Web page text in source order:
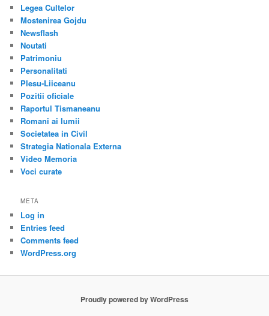
Legea Cultelor
Mostenirea Gojdu
Newsflash
Noutati
Patrimoniu
Personalitati
Plesu-Liiceanu
Pozitii oficiale
Raportul Tismaneanu
Romani ai lumii
Societatea in Civil
Strategia Nationala Externa
Video Memoria
Voci curate
META
Log in
Entries feed
Comments feed
WordPress.org
Proudly powered by WordPress